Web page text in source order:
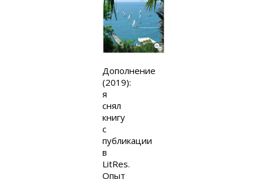
Дополнение
(2019):
я
снял
книгу
с
публикации
в
LitRes.
Опыт